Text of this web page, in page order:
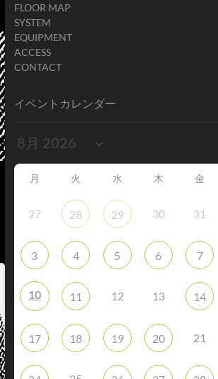
FLOOR MAP
SYSTEM
EQUIPMENT
ACCESS
CONTACT
イベントカレンダー
月 火 水 木 金
27 28 29 30 31
3 4 5 6 7
10 11 12 13 14
17 18 19 20 21